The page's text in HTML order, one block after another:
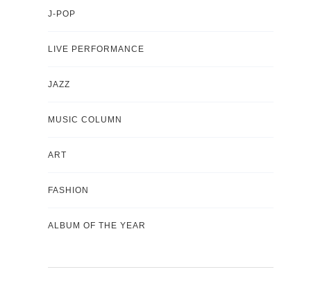
J-POP
LIVE PERFORMANCE
JAZZ
MUSIC COLUMN
ART
FASHION
ALBUM OF THE YEAR